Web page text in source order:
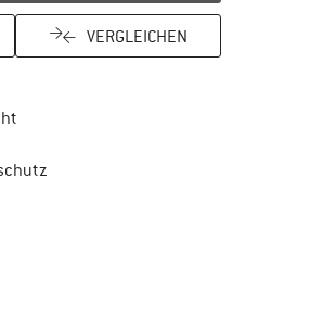
VERGLEICHEN
Gehe hier zu den Rückgabe-Richtlinien
die Zahlungs-Infos hier! Öffnet sich in
Finde alle Infos hier!